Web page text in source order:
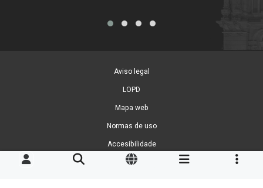
Aviso legal
LOPD
Mapa web
Normas de uso
Accesibilidade
Xestión de cookies